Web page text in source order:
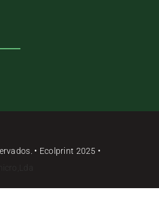
• Ecolprint 2025 •